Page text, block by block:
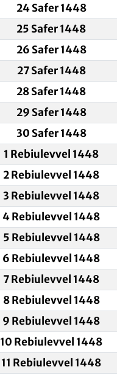
24 Safer 1448
25 Safer 1448
26 Safer 1448
27 Safer 1448
28 Safer 1448
29 Safer 1448
30 Safer 1448
1 Rebiulevvel 1448
2 Rebiulevvel 1448
3 Rebiulevvel 1448
4 Rebiulevvel 1448
5 Rebiulevvel 1448
6 Rebiulevvel 1448
7 Rebiulevvel 1448
8 Rebiulevvel 1448
9 Rebiulevvel 1448
10 Rebiulevvel 1448
11 Rebiulevvel 1448